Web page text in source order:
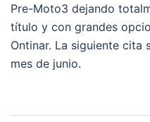
Pre-Moto3 dejando
título y con grandes
Ontinar. La siguiente cita
mes de junio.